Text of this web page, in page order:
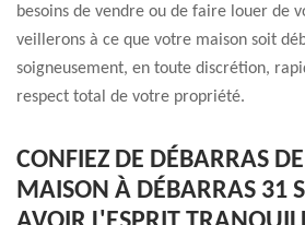
besoins de vendre ou de faire louer de
veillerons à ce que votre maison soit
soigneusement, en toute discrétion,
respect total de votre propriété.
CONFIEZ DE DÉBARRAS
MAISON À DÉBARRAS 31